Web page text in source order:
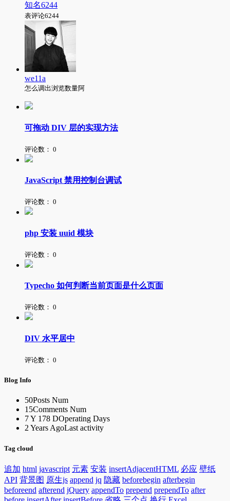
知名6244
表评论6244
we11a
怎么调出浏览数量阿
可拖动 DIV 层的实现方法
评论数： 0
JavaScript 禁用控制台调试
评论数： 0
php 安装 uuid 模块
评论数： 0
Typecho 如何判断当前页面是什么页面
评论数： 0
DIV 水平居中
评论数： 0
Blog Info
50Posts Num
15Comments Num
7 Y 178 DOperating Days
2 Years AgoLast activity
Tag cloud
追加 html javascript 元素 安装 insertAdjacentHTML 必应 壁纸
API 背景图 原生js append jq 隐藏 beforebegin afterbegin
beforeend afterend jQuery appendTo prepend prependTo after